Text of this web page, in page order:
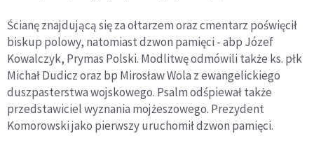
Ścianę znajdującą się za ołtarzem oraz cmentarz poświęcił
biskup polowy, natomiast dzwon pamięci - abp Józef
Kowalczyk, Prymas Polski. Modlitwę odmówili także ks. płk
Michał Dudicz oraz bp Mirosław Wola z ewangelickiego
duszpasterstwa wojskowego. Psalm odśpiewał także
przedstawiciel wyznania mojżeszowego. Prezydent
Komorowski jako pierwszy uruchomił dzwon pamięci.